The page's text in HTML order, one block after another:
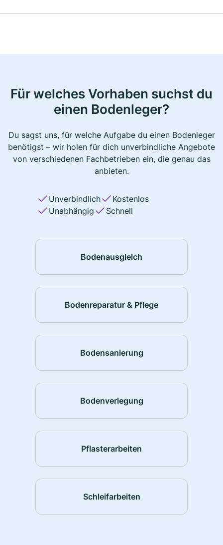
Für welches Vorhaben suchst du
einen Bodenleger?
Du sagst uns, für welche Aufgabe du einen Bodenleger
benötigst – wir holen für dich unverbindliche Angebote
von verschiedenen Fachbetrieben ein, die genau das
anbieten.
Unverbindlich
Kostenlos
Unabhängig
Schnell
Bodenausgleich
Bodenreparatur & Pflege
Bodensanierung
Bodenverlegung
Pflasterarbeiten
Schleifarbeiten